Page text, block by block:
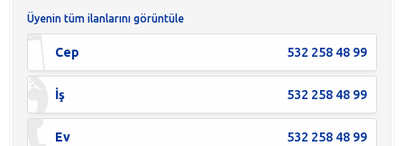
Üyenin tüm ilanlarını görüntüle
Cep 532 258 48 99
İş 532 258 48 99
Ev 532 258 48 99